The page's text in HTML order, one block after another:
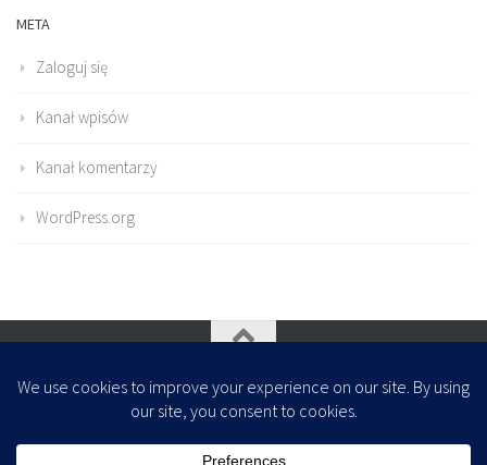
META
Zaloguj się
Kanał wpisów
Kanał komentarzy
WordPress.org